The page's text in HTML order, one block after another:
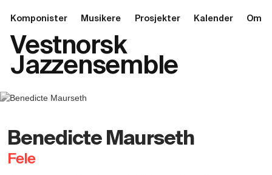
Komponister Musikere Prosjekter Kalender Om
Vestnorsk
Jazzensemble
Benedicte Maurseth
Fele